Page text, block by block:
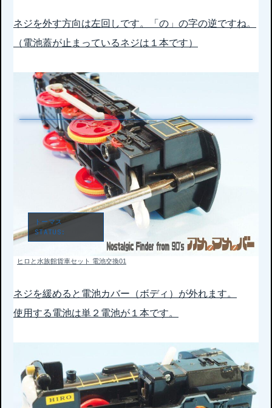
ネジを外す方向は左回しです。「の」の字の逆ですね。
（電池蓋が止まっているネジは１本です）
トーマス
STATUS:
ヒロと水族館貨車セット 電池交換01
ネジを緩めると電池カバー（ボディ）が外れます。
使用する電池は単２電池が１本です。